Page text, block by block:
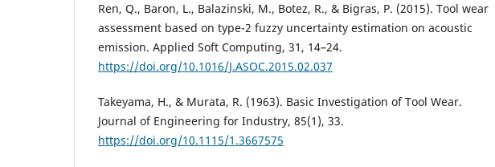
Ren, Q., Baron, L., Balazinski, M., Botez, R., & Bigras, P. (2015). Tool wear
assessment based on type-2 fuzzy uncertainty estimation on acoustic
emission. Applied Soft Computing, 31, 14–24.
https://doi.org/10.1016/J.ASOC.2015.02.037
Takeyama, H., & Murata, R. (1963). Basic Investigation of Tool Wear.
Journal of Engineering for Industry, 85(1), 33.
https://doi.org/10.1115/1.3667575